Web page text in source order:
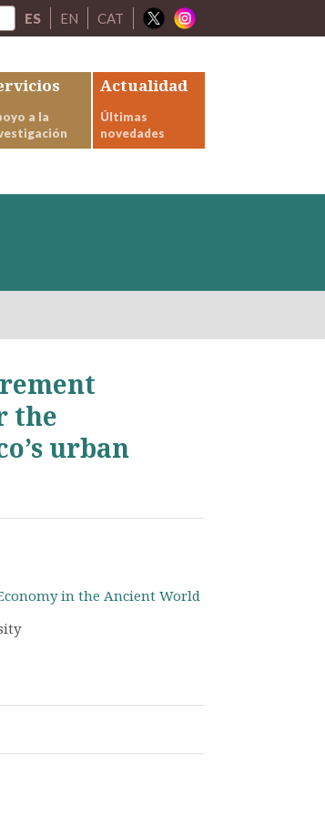
ES EN CAT
a la
Actualidad
Últimas
novedades
the
urban
in the Ancient World